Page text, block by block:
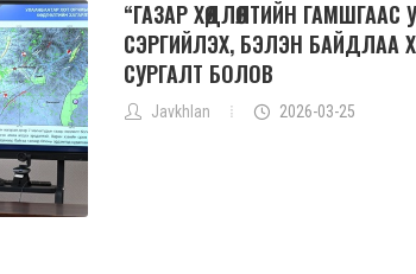
“ГАЗАР ХӨДЛӨЛТИЙН
СЭРГИЙЛЭХ, БЭЛЭН БАЙДЛАА
СУРГАЛТ БОЛОВ
Javkhlan 2026-03-25